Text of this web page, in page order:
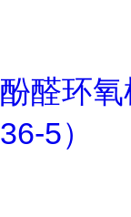
酚醛环
36-5）